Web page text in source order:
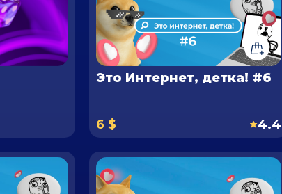
Это Интернет, детка! #6
6 $ 4.4